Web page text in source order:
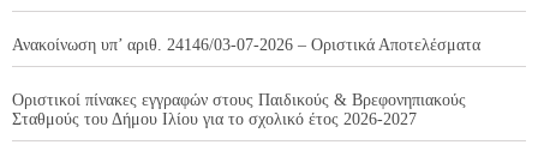
Ανακοίνωση υπ’ αριθ. 24146/03-07-2026 – Οριστικά Αποτελέσματα
Οριστικοί πίνακες εγγραφών στους Παιδικούς & Βρεφονηπιακούς
Σταθμούς του Δήμου Ιλίου για το σχολικό έτος 2026-2027